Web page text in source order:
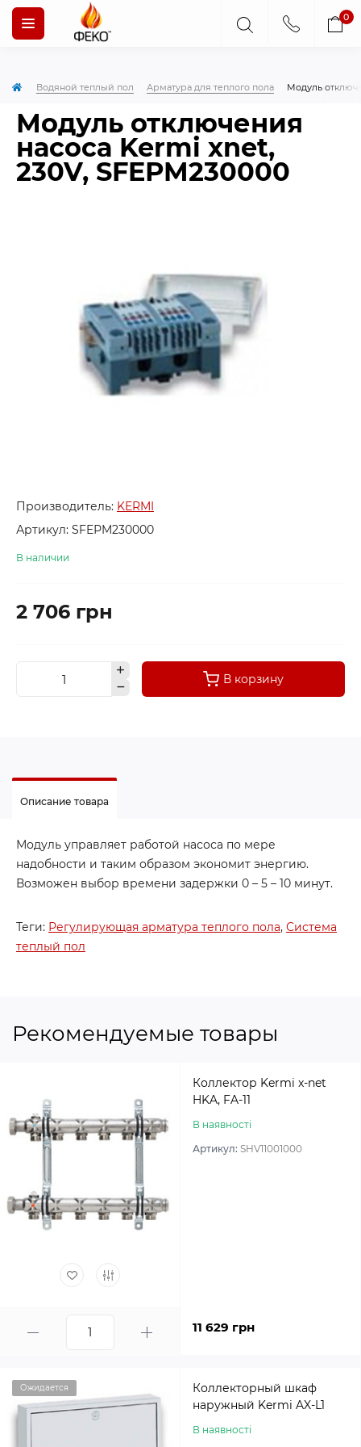
0
Водяной теплый пол Арматура для теплого пола Модуль
Модуль отключения
насоса Kermi xnet,
230V, SFEРM230000
Производитель: KERMI
Артикул: SFEРM230000
В наличии
2 706 грн
В корзину
Описание товара
Модуль управляет работой насоса по мере
надобности и таким образом экономит энергию.
Возможен выбор времени задержки 0 – 5 – 10 минут.
Теги: Регулирующая арматура теплого пола, Система
теплый пол
Рекомендуемые товары
Коллектор Kermi x-net
HKA, FA-11
В наявності
Артикул: SHV11001000
11 629 грн
Ожидается
Коллекторный шкаф
наружный Kermi AX-L1
В наявності